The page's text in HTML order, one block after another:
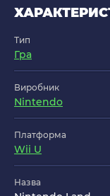
Тип
Гра
Виробник
Nintendo
Платформа
Wii U
Назва